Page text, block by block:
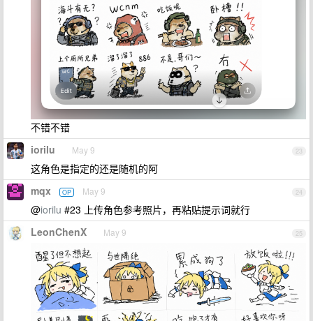
不错不错
23
iorilu May 9
这角色是指定的还是随机的阿
24
mqx OP May 9
@iorilu #23 上传角色参考照片，再粘贴提示词就行
25
LeonChenX May 9